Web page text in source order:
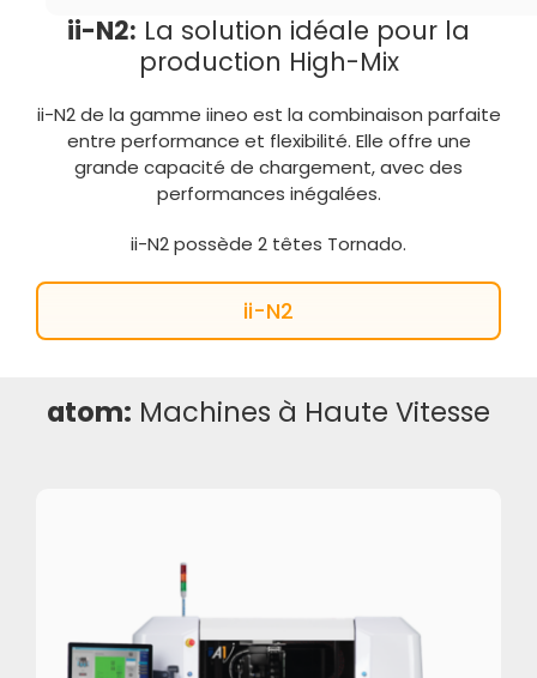
ii-N2: La solution idéale pour la
production High-Mix
ii-N2 de la gamme iineo est la combinaison parfaite
entre performance et flexibilité. Elle offre une
grande capacité de chargement, avec des
performances inégalées.
ii-N2 possède 2 têtes Tornado.
ii-N2
atom: Machines à Haute Vitesse